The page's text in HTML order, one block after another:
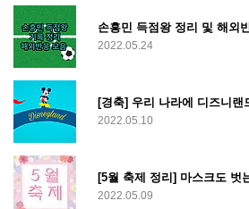
손흥민 득점왕 정리 및 해외
2022.05.24
[경축] 우리 나라에 디즈니랜
2022.05.10
[5월 축제 정리] 마스크도 벗
2022.05.09